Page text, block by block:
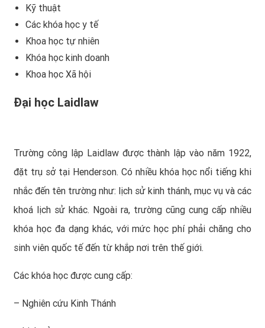
Kỹ thuật
Các khóa học y tế
Khoa học tự nhiên
Khóa học kinh doanh
Khoa học Xã hội
Đại học Laidlaw
Trường công lập Laidlaw được thành lập vào năm 1922,
đặt trụ sở tại Henderson. Có nhiều khóa học nổi tiếng khi
nhắc đến tên trường như: lịch sử kinh thánh, mục vụ và các
khoá lịch sử khác. Ngoài ra, trường cũng cung cấp nhiều
khóa học đa dạng khác, với mức học phí phải chăng cho
sinh viên quốc tế đến từ khắp nơi trên thế giới.
Các khóa học được cung cấp:
– Nghiên cứu Kinh Thánh